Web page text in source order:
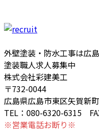
外壁塗装・防水工事は広
塗装職人求人募集中
株式会社彩建美工
〒732-0044
広島県広島市東区矢賀新
TEL：080-6320-6315
※営業電話お断り※